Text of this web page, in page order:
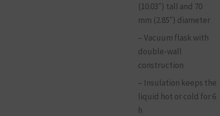
(10.03″) tall and 70
mm (2.85″) diameter
– Vacuum flask with
double-wall
construction
– Insulation keeps the
liquid hot or cold for 6
h